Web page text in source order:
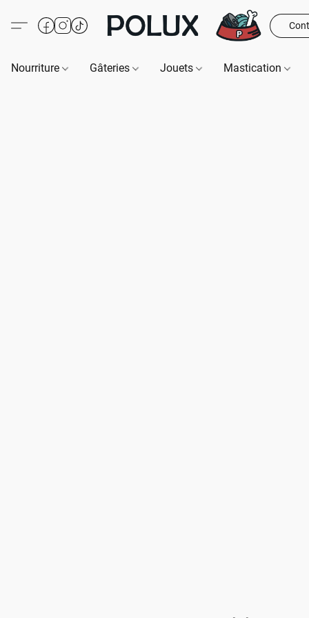
Nourriture Gâteries Jouets Mastication